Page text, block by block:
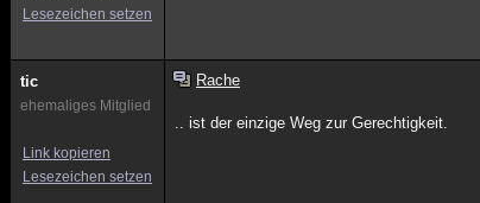
Lesezeichen setzen
tic
ehemaliges Mitglied
Link kopieren
Lesezeichen setzen
Rache
.. ist der einzige Weg zur Gerechtigkeit.